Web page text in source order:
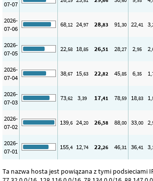
07-07
2026-
07-06
68,12 24,97 28,83 91,30 22,41 3
2026-
07-05
22,58 18,85 26,51 28,27 2,95 2
2026-
07-04
38,67 15,63 22,82 45,85 6,35 1
2026-
07-03
73,62 3,39 17,41 78,59 18,83 1
2026-
07-02
139,6 24,20 26,58 88,00 33,00 2
2026-
07-01
155,4 12,74 22,26 46,31 36,41 3
Ta nazwa hosta jest powiązana z tymi podsieciami